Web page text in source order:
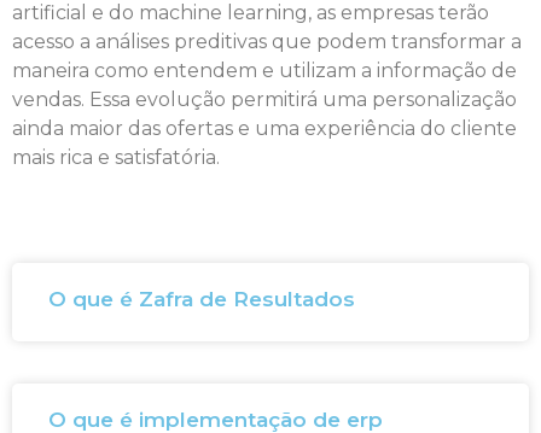
artificial e do machine learning, as empresas terão
acesso a análises preditivas que podem transformar a
maneira como entendem e utilizam a informação de
vendas. Essa evolução permitirá uma personalização
ainda maior das ofertas e uma experiência do cliente
mais rica e satisfatória.
O que é Zafra de Resultados
O que é implementação de erp